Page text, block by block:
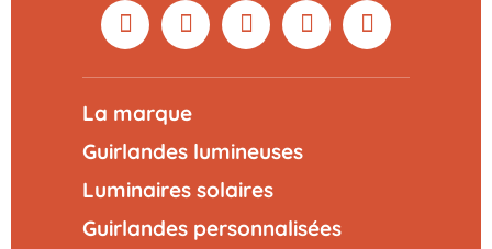
La marque
Guirlandes lumineuses
Luminaires solaires
Guirlandes personnalisées